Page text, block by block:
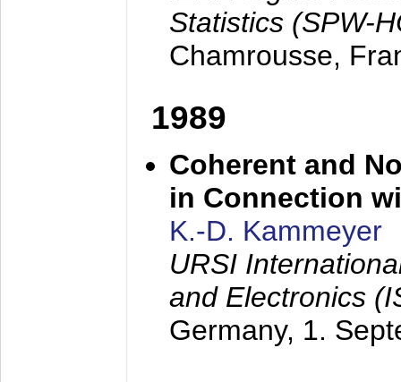
Statistics (SPW-
Chamrousse,
1989
Coherent and
in Connection
K.-D. Kammeyer
URSI
and Electronics
Germany, 1.